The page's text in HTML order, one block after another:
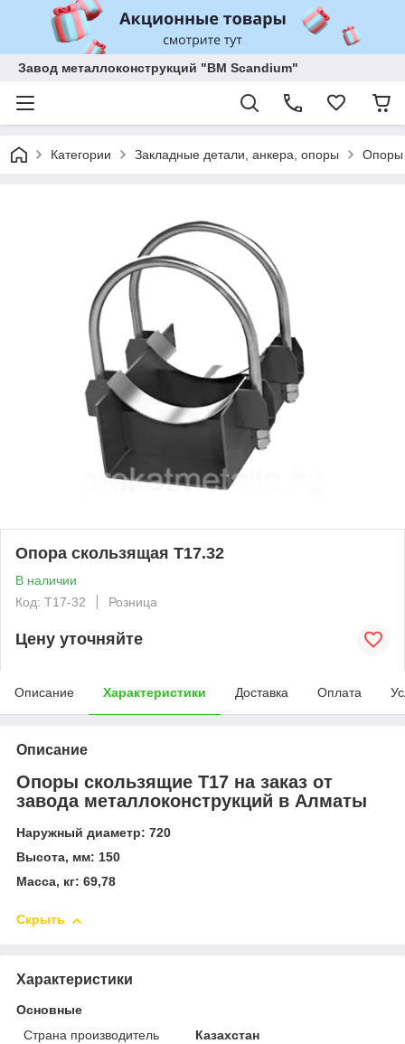
Завод металлоконструкций "BM Scandium"
Категории Закладные детали, анкера, опоры Опоры
Опора скользящая Т17.32
В наличии
Код: T17-32
Розница
Цену уточняйте
Описание Характеристики Доставка Оплата
Описание
Опоры скользящие Т17 на заказ от
завода металлоконструкций в Алматы
Наружный диаметр: 720
Высота, мм: 150
Масса, кг: 69,78
Скрыть
Характеристики
Основные
Страна производитель
Казахстан